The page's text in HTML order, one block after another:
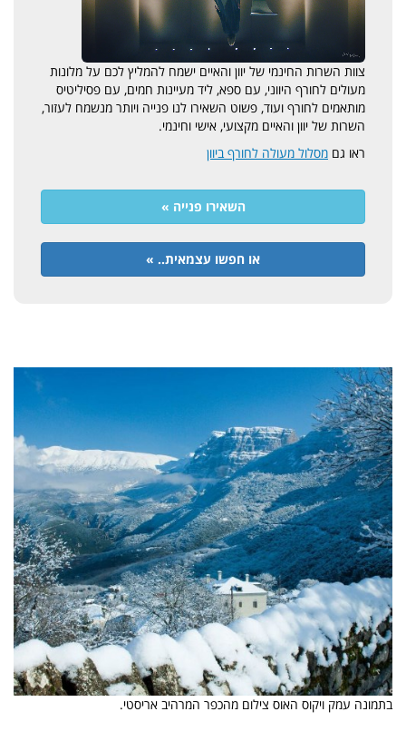
צוות השרות החינמי של יוון והאיים ישמח להמליץ לכם על מלונות
מעולים לחורף היווני, עם ספא, ליד מעיינות חמים, עם פסיליטיס
מותאמים לחורף ועוד, פשוט השאירו לנו פנייה ויותר מנשמח לעזור,
השרות של יוון והאיים מקצועי, אישי וחינמי.
ראו גם מסלול מעולה לחורף ביוון
השאירו פנייה »
או חפשו עצמאית.. »
בתמונה עמק ויקוס האוס צילום מהכפר המרהיב אריסטי.